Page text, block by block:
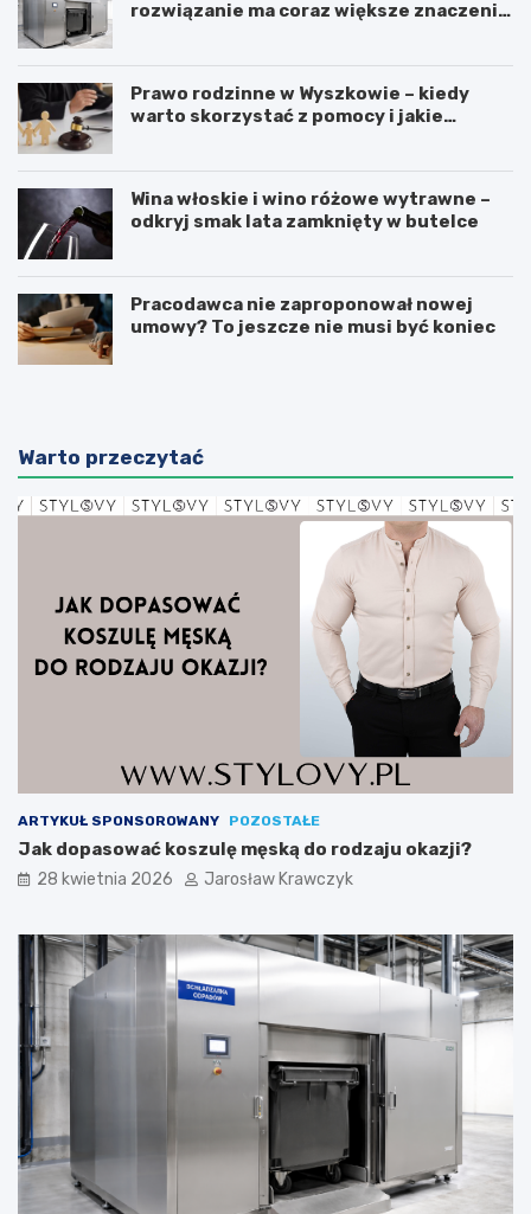
rozwiązanie ma coraz większe znaczenie
Prawo rodzinne w Wyszkowie – kiedy
warto skorzystać z pomocy i jakie
Wina włoskie i wino różowe wytrawne –
odkryj smak lata zamknięty w butelce
Pracodawca nie zaproponował nowej
umowy? To jeszcze nie musi być koniec
Warto przeczytać
ARTYKUŁ SPONSOROWANY POZOSTAŁE
Jak dopasować koszulę męską do rodzaju okazji?
28 kwietnia 2026 Jarosław Krawczyk